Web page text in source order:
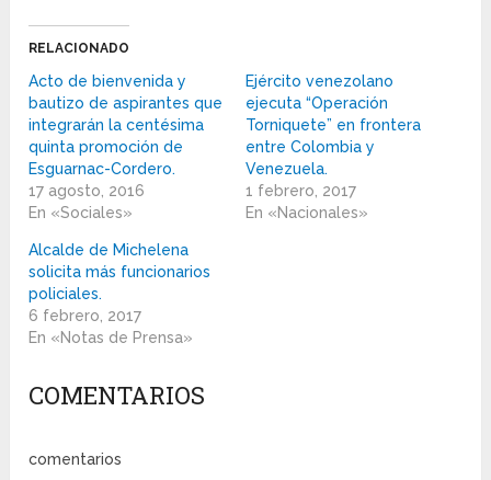
RELACIONADO
Acto de bienvenida y
bautizo de aspirantes que
integrarán la centésima
quinta promoción de
Esguarnac-Cordero.
17 agosto, 2016
En «Sociales»
Ejército venezolano
ejecuta “Operación
Torniquete” en frontera
entre Colombia y
Venezuela.
1 febrero, 2017
En «Nacionales»
Alcalde de Michelena
solicita más funcionarios
policiales.
6 febrero, 2017
En «Notas de Prensa»
COMENTARIOS
comentarios